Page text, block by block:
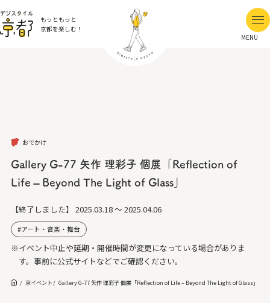
もっともっと
京都を楽しむ！
MENU
おでかけ
Gallery G-77 矢作 理彩子 個展「Reflection of
Life – Beyond The Light of Glass」
【終了しました】 2025.03.18 ～ 2025.04.06
アート・音楽・舞台
※イベント中止や延期・開催時間が変更になっている場合がありま
す。事前に公式サイトなどでご確認ください。
京イベント Gallery G-77 矢作 理彩子 個展「Reflection of Life – Beyond The Light of Glass」